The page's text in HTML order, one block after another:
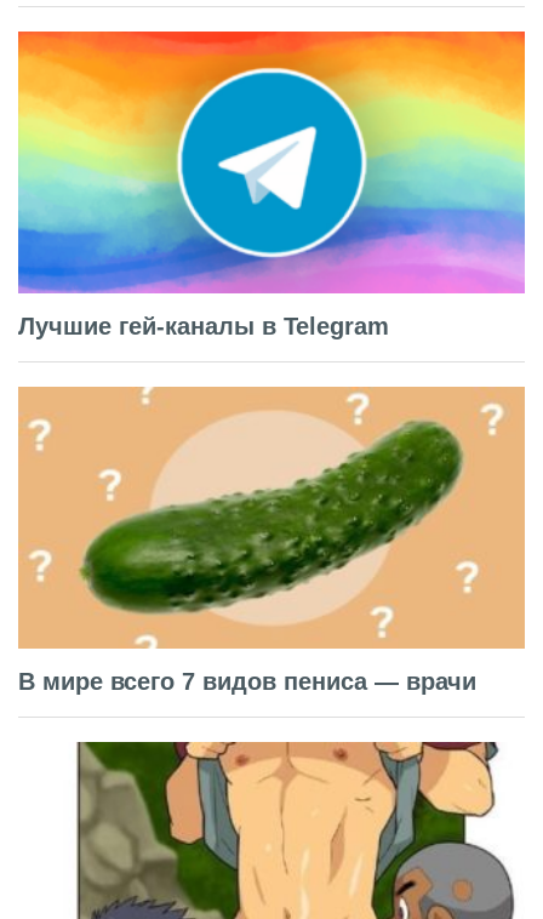
Лучшие гей-каналы в Telegram
В мире всего 7 видов пениса — врачи